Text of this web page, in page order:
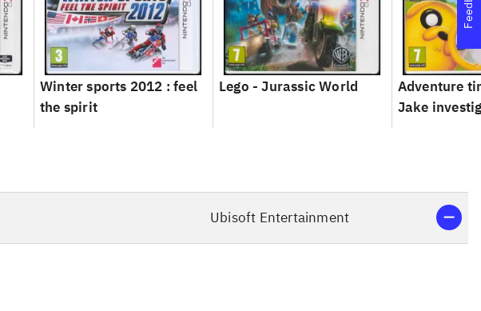
Winter sports 2012 : feel
the spirit
Lego - Jurassic World
Adventure
Jake
Ubisoft Entertainment